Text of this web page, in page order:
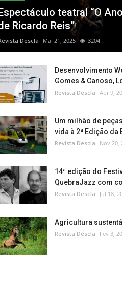
teatral “O
Ricardo Reis”
Descla Mai 21, 2025 3204
Desenvolvimento
Gomes & Canoso,
Revista Descla Abr 9,
Um milhão de
vida à 2ª Edição da
Revista Descla Nov 20,
14ª edição do
QuebraJazz com
Revista Descla Jul 18,
Agricultura
Revista Descla Fev 3,